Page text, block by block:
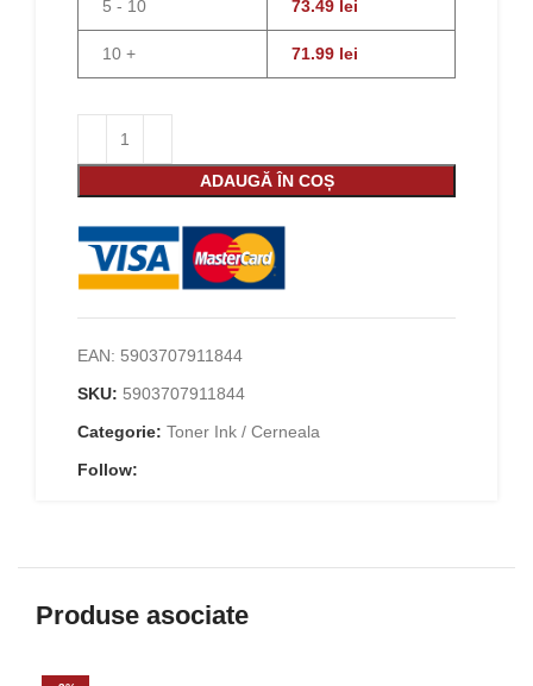
5 - 10 73.49 lei
10 + 71.99 lei
ADAUGĂ ÎN COȘ
EAN: 5903707911844
SKU: 5903707911844
Categorie: Toner Ink / Cerneala
Follow:
Produse asociate